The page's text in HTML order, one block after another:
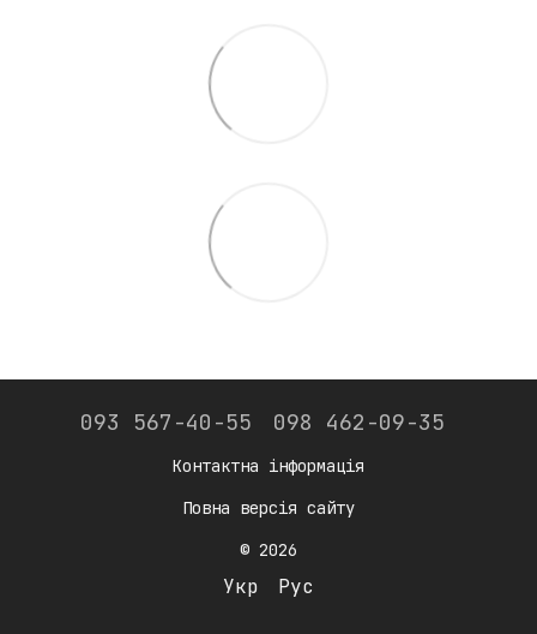
093 567-40-55 098 462-09-35
Контактна інформація
Повна версія сайту
© 2026
Укр Рус